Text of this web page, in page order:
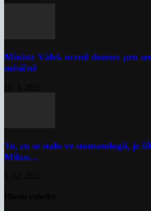
Ministr Válek ocenil domov pro
měsíčně
To, co se stalo ve stomatologii, je
Milan...